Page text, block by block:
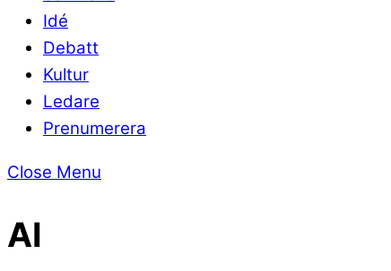
Idé
Debatt
Kultur
Ledare
Prenumerera
Close Menu
AI